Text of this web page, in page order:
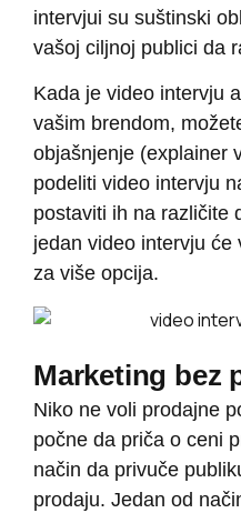
intervjui su suštinski
vašoj ciljnoj publici da
Kada je video intervju
vašim brendom,
objašnjenje (explainer
podeliti video intervju
postaviti ih na različite
jedan video intervju
za više opcija.
Marketing bez
Niko ne voli prodajne
počne da priča o ceni
način da privuče
prodaju. Jedan od